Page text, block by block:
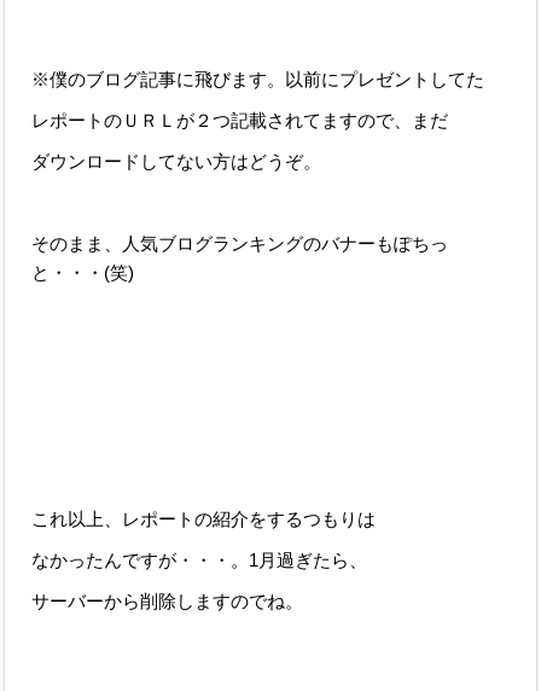
※僕のブログ記事に飛びます。以前にプレゼントしてた
レポートのＵＲＬが２つ記載されてますので、まだ
ダウンロードしてない方はどうぞ。
そのまま、人気ブログランキングのバナーもぽちっ
と・・・(笑)
これ以上、レポートの紹介をするつもりは
なかったんですが・・・。1月過ぎたら、
サーバーから削除しますのでね。